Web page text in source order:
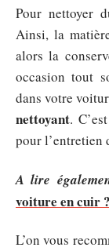
Pour nettoyer
Ainsi, la
alors la
occasion tout
dans votre
nettoyant.
pour l’entretien
A lire
voiture en cuir ?
L’on vous